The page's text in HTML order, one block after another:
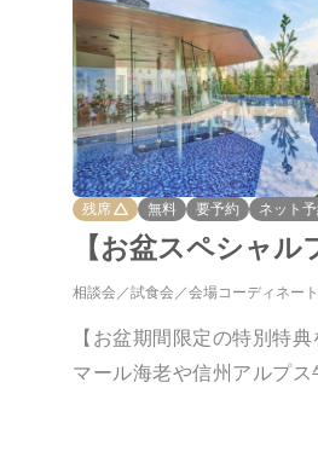
残席 無料 要予約 ネット
【お盆スペシャ
相談会 試食会 会場コーディネート
【お盆期間限定の特別特
マール海老や信州アルプス